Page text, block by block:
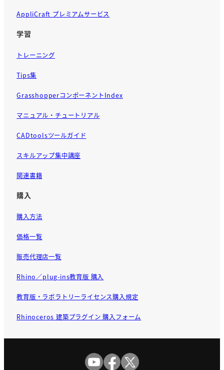
AppliCraft プレミアムサービス
学習
トレーニング
Tips集
GrasshopperコンポーネントIndex
マニュアル・チュートリアル
CADtoolsツールガイド
スキルアップ集中講座
関連書籍
購入
購入方法
価格一覧
販売代理店一覧
Rhino／plug-ins教育版 購入
教育版・ラボラトリーライセンス購入規定
Rhinoceros 建築プラグイン 購入フォーム